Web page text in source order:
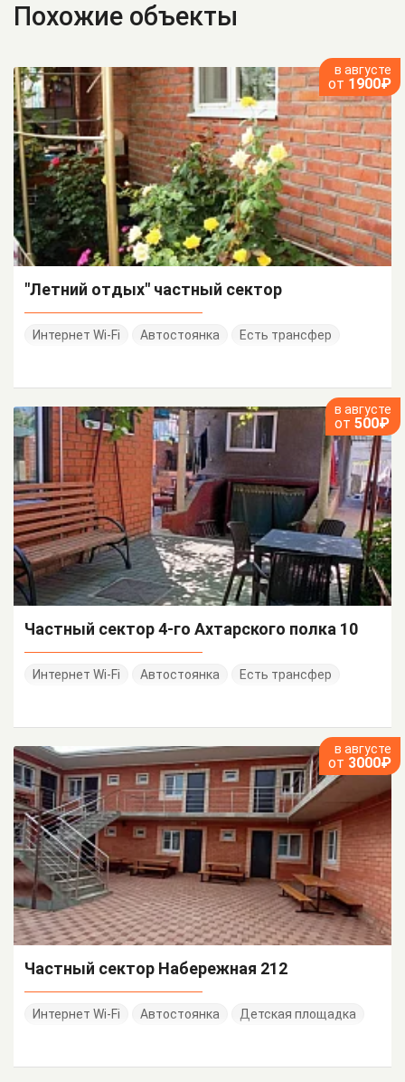
Похожие объекты
в августе
от 1900₽
"Летний отдых" частный сектор
Интернет Wi-Fi Автостоянка Есть трансфер
в августе
от 500₽
Частный сектор 4-го Ахтарского полка 10
Интернет Wi-Fi Автостоянка Есть трансфер
в августе
от 3000₽
Частный сектор Набережная 212
Интернет Wi-Fi Автостоянка Детская площадка